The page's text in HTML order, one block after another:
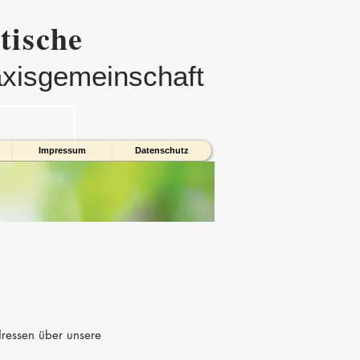
Impressum Datenschutz
über unsere